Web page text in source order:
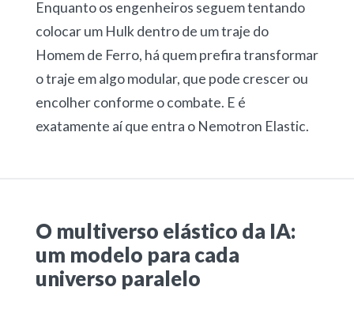
Enquanto os engenheiros seguem tentando
colocar um Hulk dentro de um traje do
Homem de Ferro, há quem prefira transformar
o traje em algo modular, que pode crescer ou
encolher conforme o combate. E é
exatamente aí que entra o Nemotron Elastic.
O multiverso elástico da IA:
um modelo para cada
universo paralelo